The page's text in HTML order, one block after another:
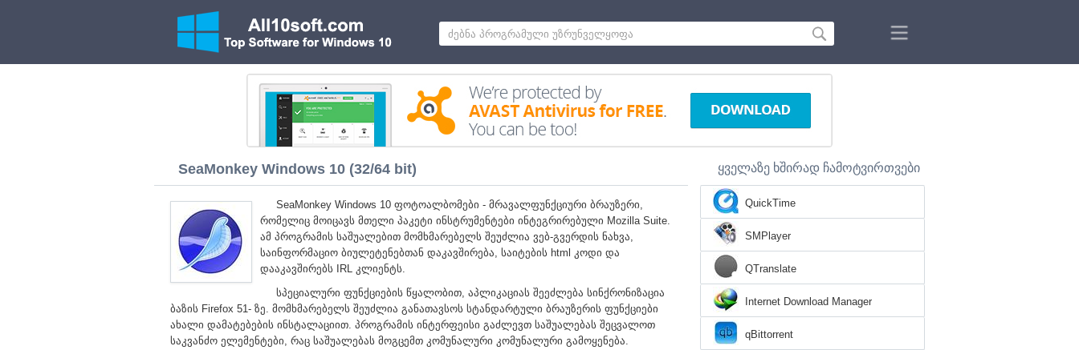
SeaMonkey Windows 10 (32/64 bit)
SeaMonkey Windows 10 ფოტოალბომები - მრავალფუნქციური ბრაუზერი,
რომელიც მოიცავს მთელი პაკეტი ინსტრუმენტები ინტეგრირებული Mozilla Suite.
ამ პროგრამის საშუალებით მომხმარებელს შეუძლია ვებ-გვერდის ნახვა,
საინფორმაციო ბიულეტენებთან დაკავშირება, საიტების html კოდი და
დააკავშირებს IRL კლიენტს.
სპეციალური ფუნქციების წყალობით, აპლიკაციას შეეძლება სინქრონიზაცია
ბაზის Firefox 51- ზე. მომხმარებელს შეუძლია განათავსოს სტანდარტული ბრაუზერის ფუნქციები
ახალი დამატებების ინსტალაციით. პროგრამის ინტერფეისი გაძლევთ საშუალებას შეცვალოთ
საკვანძო ელემენტები, რაც საშუალებას მოგცემთ კომუნალური კომუნალური გამოყენება.
ყველაზე ხშირად ჩამოტვირთვები
QuickTime
SMPlayer
QTranslate
Internet Download Manager
qBittorrent